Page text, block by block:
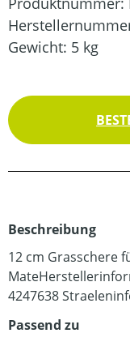
Gewicht: 5 kg
Beschreibung
12 cm Grasschere
4247638
Passend zu